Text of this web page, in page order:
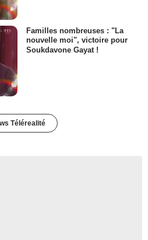
Familles nombreuses : "La
nouvelle moi", victoire pour
Soukdavone Gayat !
Télérealité